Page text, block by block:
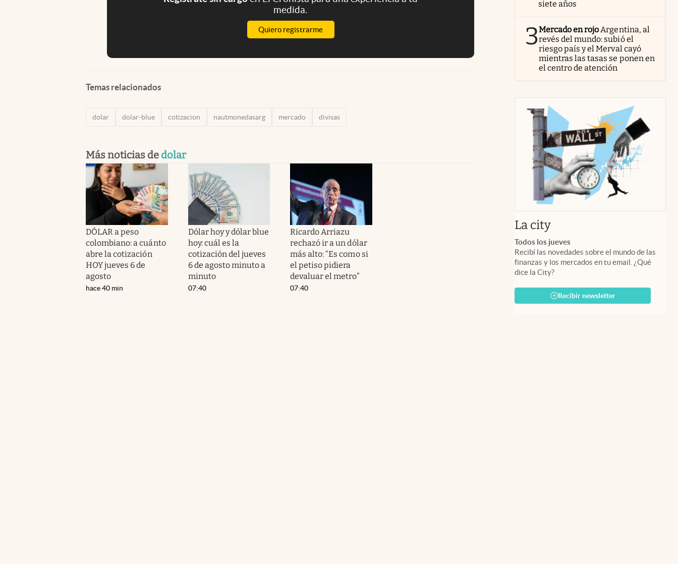
medida.
Quiero registrarme
Temas relacionados
dolar dolar-blue cotizacion nautmonedasarg mercado divisas
Más noticias de dolar
DÓLAR a peso
colombiano: a cuánto
abre la cotización
HOY jueves 6 de
agosto
hace 40 min
Dólar hoy y dólar blue
hoy: cuál es la
cotización del jueves
6 de agosto minuto a
minuto
07:40
Ricardo Arriazu
rechazó ir a un dólar
más alto: “Es como si
el petiso pidiera
devaluar el metro”
07:40
siete años
3Mercado en rojoArgentina, al
revés del mundo: subió el
riesgo país y el Merval cayó
mientras las tasas se ponen en
el centro de atención
La cityabre en nueva pestaña
Todos los jueves
Recibí las novedades sobre el mundo de las
finanzas y los mercados en tu email. ¿Qué
dice la City?
Recibir newsletter